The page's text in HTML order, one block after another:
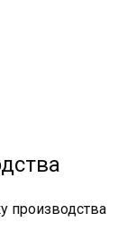
производства